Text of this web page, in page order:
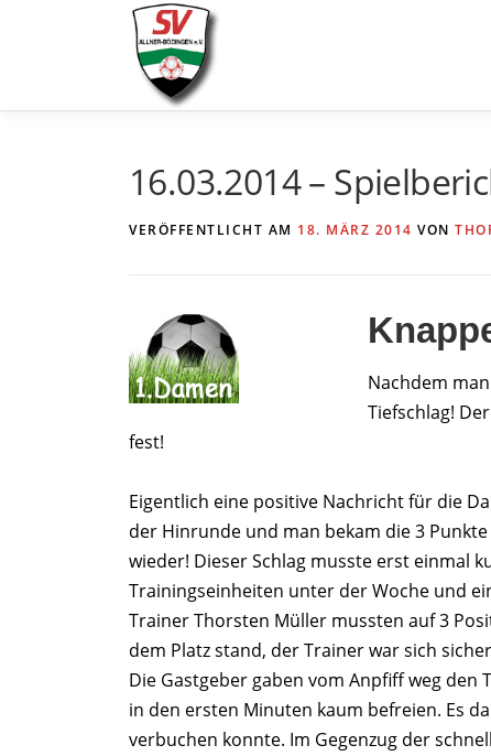
16.03.2014 –
VERÖFFENTLICHT AM 18. MÄRZ 2014 VON
Nachdem
Tiefschlag!
fest!
Eigentlich eine positive Nachricht für die
der Hinrunde und man bekam die 3
wieder! Dieser Schlag musste erst einmal
Trainingseinheiten unter der Woche und
Trainer Thorsten Müller mussten auf 3
dem Platz stand, der Trainer war sich
Die Gastgeber gaben vom Anpfiff weg
in den ersten Minuten kaum befreien. Es
verbuchen konnte. Im Gegenzug der